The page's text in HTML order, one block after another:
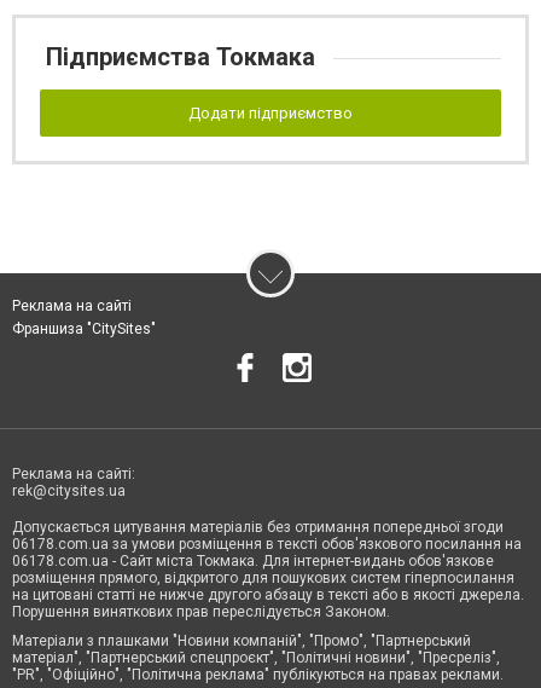
Підприємства Токмака
Додати підприємство
Реклама на сайті
Франшиза "CitySites"
Реклама на сайті:
rek@citysites.ua
Допускається цитування матеріалів без отримання попередньої згоди
06178.com.ua за умови розміщення в тексті обов'язкового посилання на
06178.com.ua - Сайт міста Токмака. Для інтернет-видань обов'язкове
розміщення прямого, відкритого для пошукових систем гіперпосилання
на цитовані статті не нижче другого абзацу в тексті або в якості джерела.
Порушення виняткових прав переслідується Законом.
Матеріали з плашками "Новини компаній", "Промо", "Партнерський
матеріал", "Партнерський спецпроєкт", "Політичні новини", "Пресреліз",
"PR", "Офіційно", "Політична реклама" публікуються на правах реклами.